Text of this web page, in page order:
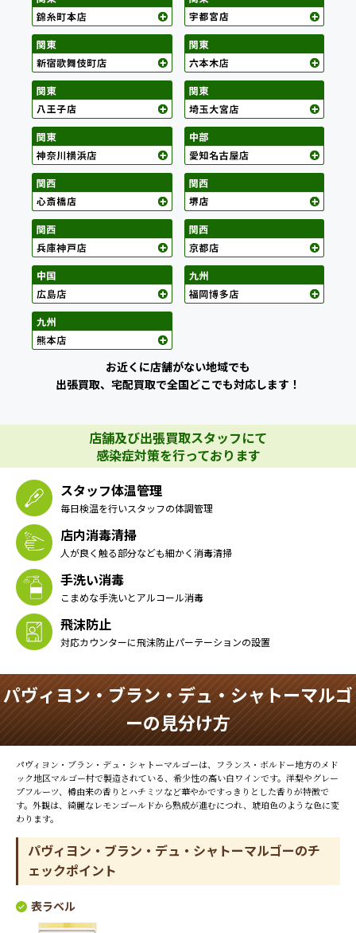
お近くに店舗がない地域でも
出張買取、宅配買取で全国どこでも対応します！
店舗及び出張買取スタッフにて
感染症対策を行っております
スタッフ体温管理
毎日検温を行いスタッフの体調管理
店内消毒清掃
人が良く触る部分なども細かく消毒清掃
手洗い消毒
こまめな手洗いとアルコール消毒
飛沫防止
対応カウンターに飛沫防止パーテーションの設置
パヴィヨン・ブラン・デュ・シャトーマルゴ
ーの見分け方
パヴィヨン・ブラン・デュ・シャトーマルゴーは、フランス・ボルドー地方のメド
ック地区マルゴー村で製造されている、希少性の高い白ワインです。洋梨やグレー
プフルーツ、樽由来の香りとハチミツなど華やかですっきりとした香りが特徴で
す。外観は、綺麗なレモンゴールドから熟成が進むにつれ、琥珀色のような色に変
わります。
パヴィヨン・ブラン・デュ・シャトーマルゴーのチ
ェックポイント
表ラベル